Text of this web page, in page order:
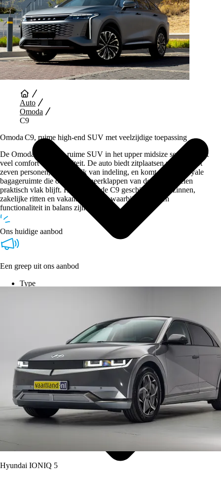
Auto Diensten
Type
Auto
Omoda
C9
Omoda C9, ruime high‑end SUV met veelzijdige toepassing
De Omoda C9 is een ruime SUV in het upper midsize segment met
veel comfort en flexibiliteit. De auto biedt zitplaatsen voor vijf tot
zeven personen, afhankelijk van indeling, en komt met een royale
bagageruimte die ook na het neerklappen van de achterstoelen
praktisch vlak blijft. Hierdoor is de C9 geschikt voor gezinnen,
zakelijke ritten en vakantiegebruik, waarbij comfort en
functionaliteit in balans zijn.
Ons huidige aanbod
Een greep uit ons aanbod
Hyundai IONIQ 5